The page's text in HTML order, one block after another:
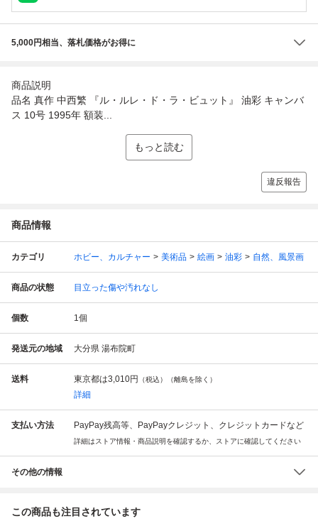
5,000円相当、落札価格がお得に
商品説明
品名 真作 中西繁 『ル・ルレ・ド・ラ・ビュット』 油彩 キャンバ
ス 10号 1995年 額装...
もっと読む
違反報告
商品情報
カテゴリ ホビー、カルチャー 美術品 絵画 油彩 自然、風景画
商品の状態 目立った傷や汚れなし
個数 1個
発送元の地域 大分県 湯布院町
送料 東京都は3,010円 （税込）（離島を除く）
詳細
支払い方法 PayPay残高等、PayPayクレジット、クレジットカードなど
詳細はストア情報・商品説明を確認するか、ストアに確認してください
その他の情報
この商品も注目されています